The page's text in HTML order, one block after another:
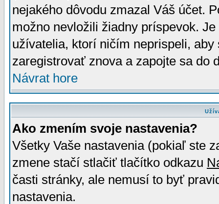
nejakého dôvodu zmazal Váš účet.
možno nevložili žiadny príspevok.
užívatelia, ktorí ničím neprispeli,
zaregistrovať znova a zapojte sa do
Návrat hore
Ako zmením svoje nastavenia?
Všetky Vaše nastavenia (pokiaľ ste
zmene stačí stlačiť tlačítko odkazu
časti stránky, ale nemusí to byť
nastavenia.